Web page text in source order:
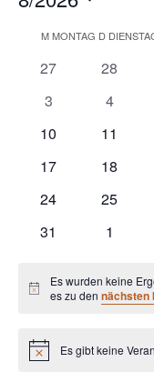
wählen.
Kalender
von
MMONTAG D
0
27
0
28
0
3
0
4
0
10
0
11
0
17
0
18
0
24
0
25
0
31
0
1
Hinweis
Es wurden keine
es zu dennächsten
HinweisEs gibt keine